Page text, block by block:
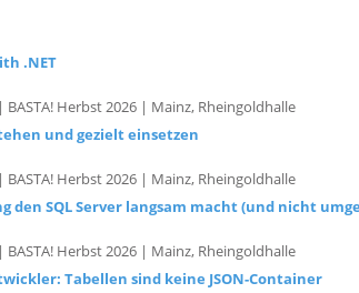
.NET
Herbst 2026 | Mainz, Rheingoldhalle
und gezielt einsetzen
Herbst 2026 | Mainz, Rheingoldhalle
den SQL Server langsam macht (und nicht
Herbst 2026 | Mainz, Rheingoldhalle
Tabellen sind keine JSON-Container